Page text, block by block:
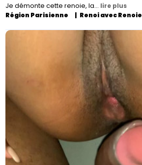
Je démonte cette renoie, la… lire plus
Région Parisienne
Renoi avec Renoie